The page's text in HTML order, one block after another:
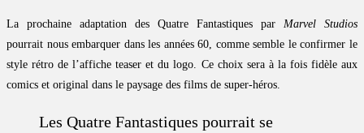
La prochaine adaptation des Quatre Fantastiques par Marvel Studios
pourrait nous embarquer dans les années 60, comme semble le confirmer le
style rétro de l’affiche teaser et du logo. Ce choix sera à la fois fidèle aux
comics et original dans le paysage des films de super-héros.
Les Quatre Fantastiques pourrait se